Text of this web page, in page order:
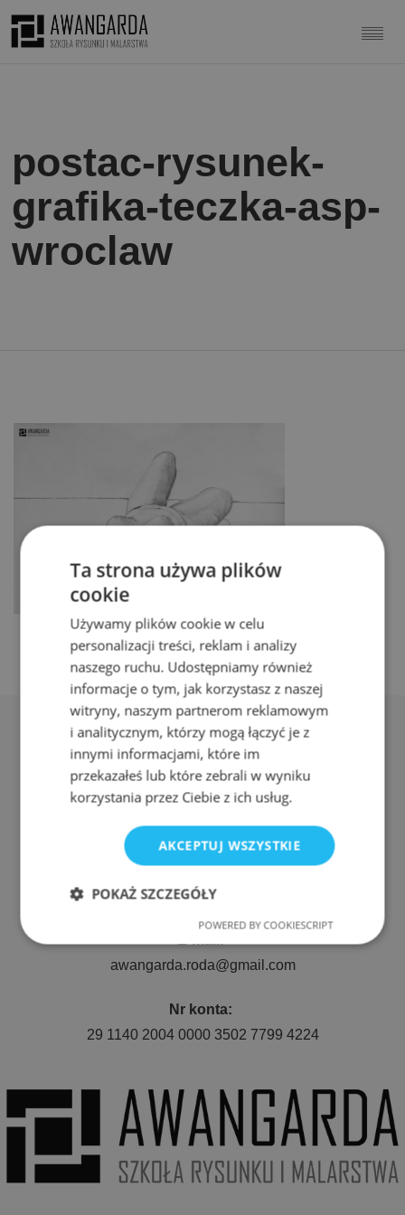
postac-rysunek-
grafika-teczka-asp-
wroclaw
Adres:
ul. Nyska 61a, Wrocław 50-505
Telefon:
511 080 423
awangarda.roda@gmail.com
Nr konta:
29 1140 2004 0000 3502 7799 4224
Ta strona używa plików
cookie
Używamy plików cookie w celu
personalizacji treści, reklam i analizy
naszego ruchu. Udostępniamy również
informacje o tym, jak korzystasz z naszej
witryny, naszym partnerom reklamowym
i analitycznym, którzy mogą łączyć je z
innymi informacjami, które im
przekazałeś lub które zebrali w wyniku
korzystania przez Ciebie z ich usług.
AKCEPTUJ WSZYSTKIE
POKAŻ SZCZEGÓŁY
Wydajność
Targetowanie Funkcjonalność
Niezbędne Wydajność
Targetowanie
POWERED BY COOKIESCRIPT